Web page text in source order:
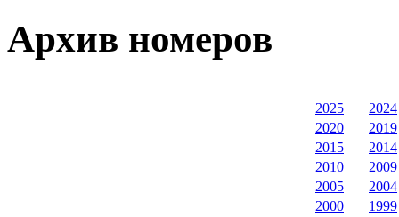
Архив номеров
2025
2024
2020
2019
2015
2014
2010
2009
2005
2004
2000
1999